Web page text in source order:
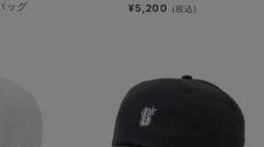
ッグ
¥5,200 (税込)